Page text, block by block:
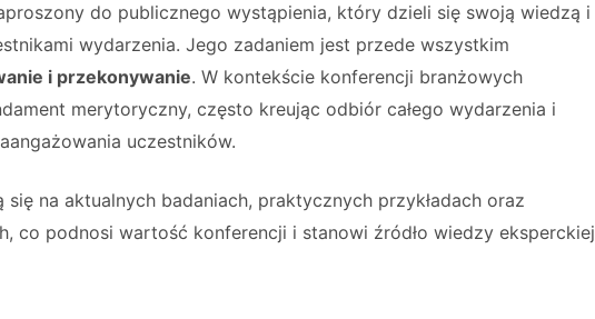
do publicznego wystąpienia, który dzieli się swoją wiedzą i
wydarzenia. Jego zadaniem jest przede wszystkim
i przekonywanie. W kontekście konferencji branżowych
merytoryczny, często kreując odbiór całego wydarzenia i
uczestników.
się na aktualnych badaniach, praktycznych przykładach oraz
co podnosi wartość konferencji i stanowi źródło wiedzy eksperckiej